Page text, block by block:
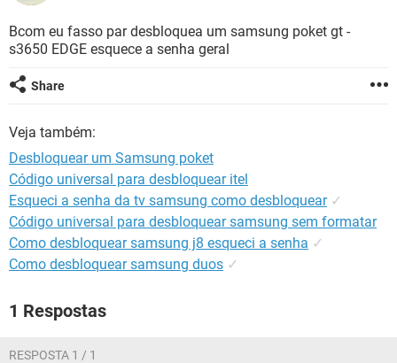
GUIA DE COMPRAS
INSTAGRAM
GUIA DE COMPRAS
CELULAR
OUTLOOK EXCEL
CELULAR FACEBOOK
OUTLOOK
GUIA DE COMPRAS
Bcom eu fasso par desbloquea um samsung poket gt -
s3650 EDGE esquece a senha geral
Share
Veja também:
Desbloquear um Samsung poket
Código universal para desbloquear itel
Esqueci a senha da tv samsung como desbloquear ✓
Código universal para desbloquear samsung sem formatar
Como desbloquear samsung j8 esqueci a senha ✓
Como desbloquear samsung duos ✓
1 Respostas
RESPOSTA 1 / 1